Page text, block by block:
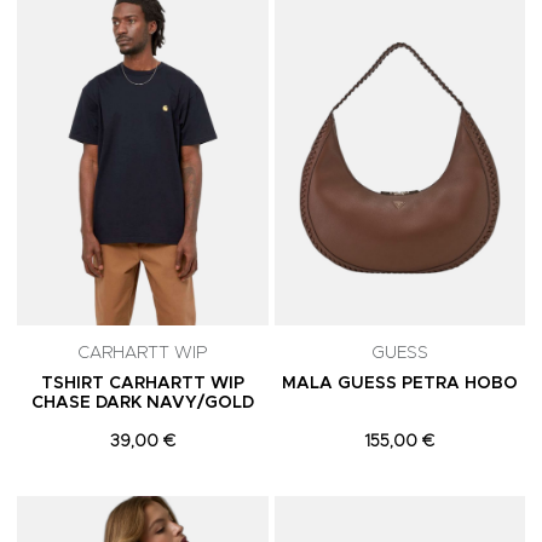
CARHARTT WIP
TSHIRT CARHARTT WIP
CHASE DARK NAVY/GOLD
39,00 €
GUESS
MALA GUESS PETRA HOBO
155,00 €